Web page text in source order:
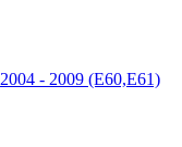
2004 - 2009 (E60,E61)